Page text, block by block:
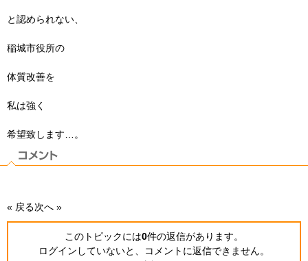
と認められない、
稲城市役所の
体質改善を
私は強く
希望致します…。
« 戻る次へ »
このトピックには0件の返信があります。
ログインしていないと、コメントに返信できません。